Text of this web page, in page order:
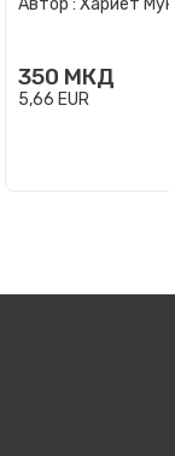
Автор : Хариет
350 МКД
5,66 EUR